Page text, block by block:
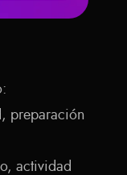
preparación
actividad